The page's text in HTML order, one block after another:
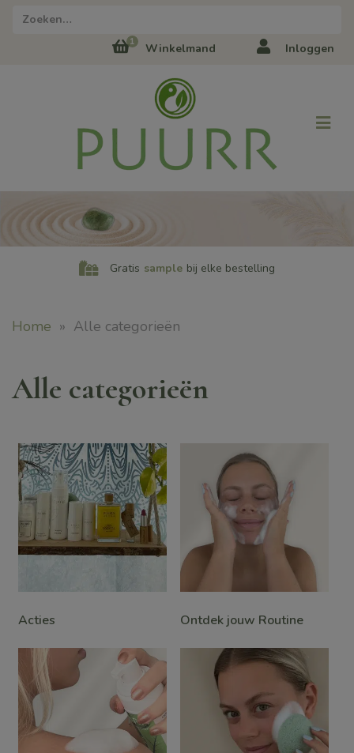
1 Winkelmand Inloggen
Gratis sample bij elke bestelling
Home » Alle categorieën
Alle categorieën
Acties Ontdek jouw Routine